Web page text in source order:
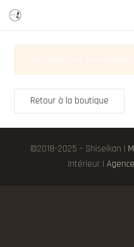
Retour à la boutique
©2018-2025 – Shiseikan |
Intérieur |